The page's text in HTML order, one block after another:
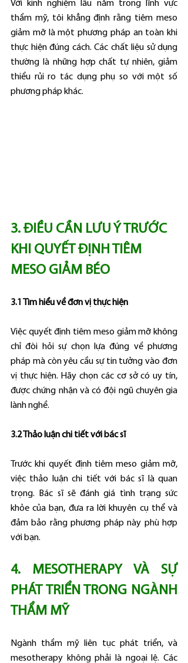
Với kinh nghiệm lâu năm trong lĩnh vực
thẩm mỹ, tôi khẳng định rằng tiêm meso
giảm mỡ là một phương pháp an toàn khi
thực hiện đúng cách. Các chất liệu sử dụng
thường là những hợp chất tự nhiên, giảm
thiểu rủi ro tác dụng phụ so với một số
phương pháp khác.
3. ĐIỀU CẦN LƯU Ý TRƯỚC
KHI QUYẾT ĐỊNH TIÊM
MESO GIẢM BÉO
3.1 Tìm hiểu về đơn vị thực hiện
Việc quyết định tiêm meso giảm mỡ không
chỉ đòi hỏi sự chọn lựa đúng về phương
pháp mà còn yêu cầu sự tin tưởng vào đơn
vị thực hiện. Hãy chọn các cơ sở có uy tín,
được chứng nhận và có đội ngũ chuyên gia
lành nghề.
3.2 Thảo luận chi tiết với bác sĩ
Trước khi quyết định tiêm meso giảm mỡ,
việc thảo luận chi tiết với bác sĩ là quan
trọng. Bác sĩ sẽ đánh giá tình trạng sức
khỏe của bạn, đưa ra lời khuyên cụ thể và
đảm bảo rằng phương pháp này phù hợp
với bạn.
4. MESOTHERAPY VÀ SỰ
PHÁT TRIỂN TRONG NGÀNH
THẨM MỸ
Ngành thẩm mỹ liên tục phát triển, và
mesotherapy không phải là ngoại lệ. Các